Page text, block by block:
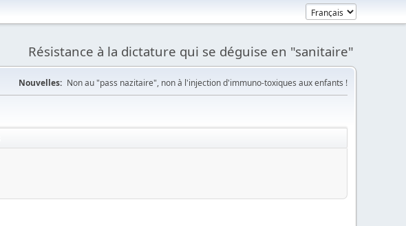
Résistance à la dictature qui se déguise en "sanitaire"
Nouvelles: Non au "pass nazitaire", non à l'injection d'immuno-toxiques aux enfants !